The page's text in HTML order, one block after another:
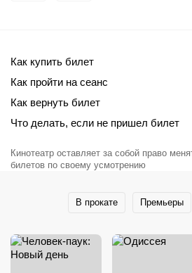
Как купить билет
Как пройти на сеанс
Как вернуть билет
Что делать, если не пришел билет
Кинотеатр оставляет за собой право
билетов по своему усмотрению
В прокате Премьеры